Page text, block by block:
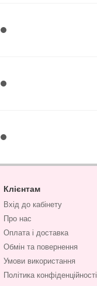
Клієнтам
Вхід до кабінету
Про нас
Оплата і доставка
Обмін та повернення
Умови використання
Політика конфіденційності